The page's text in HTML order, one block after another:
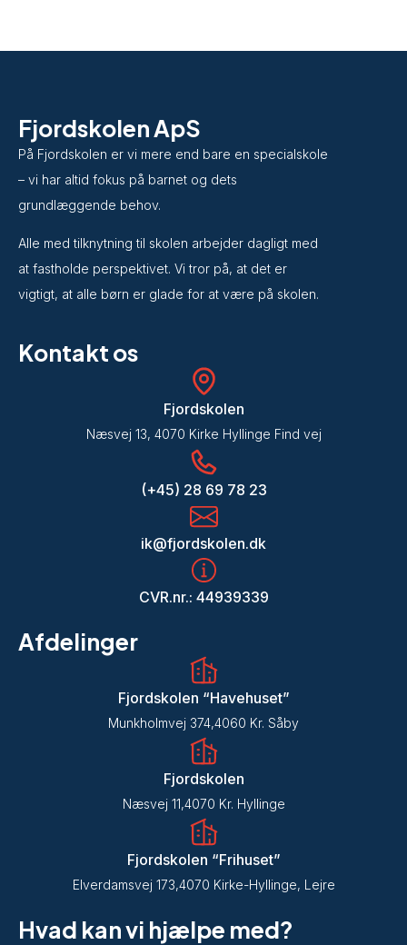
Fjordskolen ApS
På Fjordskolen er vi mere end bare en specialskole
– vi har altid fokus på barnet og dets
grundlæggende behov.
​Alle med tilknytning til skolen arbejder dagligt med
at fastholde perspektivet. Vi tror på, at det er
vigtigt, at alle børn er glade for at være på skolen.
Kontakt os
Fjordskolen
Næsvej 13, 4070 Kirke Hyllinge Find vej
(+45) 28 69 78 23
ik@fjordskolen.dk
CVR.nr.: 44939339
Afdelinger
​Fjordskolen​ “Havehuset”
Munkholmvej 374, ​​4060 Kr. Såby
​Fjordskolen
Næsvej 11, ​​4070 Kr. Hyllinge​
​Fjordskolen​ “Frihuset”​
​​Elverdamsvej 173, ​​4070 Kirke-Hyllinge, Lejre​
Hvad kan vi hjælpe med?